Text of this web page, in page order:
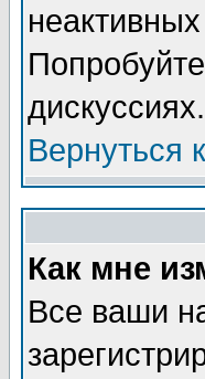
дискуссиях.
Вернуться
Как мне
Все ваши